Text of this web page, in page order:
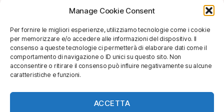
Manage Cookie Consent
Per fornire le migliori esperienze, utilizziamo tecnologie come i cookie
per memorizzare e/o accedere alle informazioni del dispositivo. Il
consenso a queste tecnologie ci permetterà di elaborare dati come il
comportamento di navigazione o ID unici su questo sito. Non
acconsentire o ritirare il consenso può influire negativamente su alcune
caratteristiche e funzioni.
ACCETTA
SHOP
info@soggettivagallery.com
[mailpoet_form id="3"]